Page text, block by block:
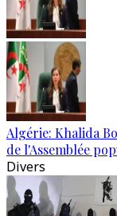
Algérie: Khalida
de l'Assemblée
Divers